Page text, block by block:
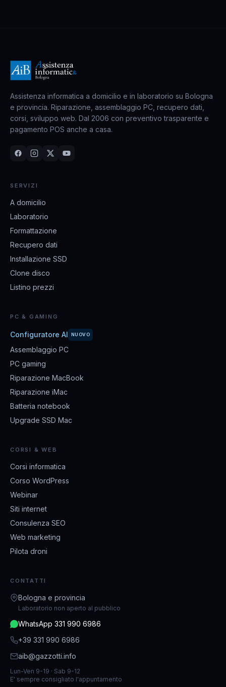
Assistenza informatica a domicilio e in laboratorio su Bologna
e provincia. Riparazione, assemblaggio PC, recupero dati,
corsi, sviluppo web. Dal 2006 con preventivo trasparente e
pagamento POS anche a casa.
SERVIZI
A domicilio
Laboratorio
Formattazione
Recupero dati
Installazione SSD
Clone disco
Listino prezzi
PC & GAMING
Configuratore AI NUOVO
Assemblaggio PC
PC gaming
Riparazione MacBook
Riparazione iMac
Batteria notebook
Upgrade SSD Mac
CORSI & WEB
Corsi informatica
Corso WordPress
Webinar
Siti internet
Consulenza SEO
Web marketing
Pilota droni
CONTATTI
Bologna e provincia
Laboratorio non aperto al pubblico
WhatsApp 331 990 6986
+39 331 990 6986
aib@gazzotti.info
Lun-Ven 9-19 · Sab 9-12
E' sempre consigliato l'appuntamento